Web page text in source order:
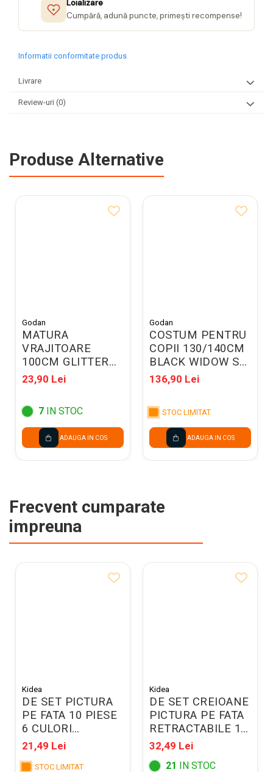
Loializare
Cumpără, adună puncte, primești recompense!
Informatii conformitate produs
Livrare
Review-uri (0)
Produse Alternative
Godan
MATURA
VRAJITOARE
100CM GLITTER
VIOLET NSH3467
23,90 Lei
7 IN STOC
ADAUGA IN COS
Godan
COSTUM PENTRU
COPII 130/140CM
BLACK WIDOW SL-
BW13
136,90 Lei
STOC LIMITAT
ADAUGA IN COS
Frecvent cumparate
impreuna
Kidea
DE SET PICTURA
PE FATA 10 PIESE
6 CULORI
UNICORN KIDEA
FDTZUKA
21,49 Lei
STOC LIMITAT
Kidea
DE SET CREIOANE
PICTURA PE FATA
RETRACTABILE 12
CULORI KIDEA
KDTW12KA
32,49 Lei
21 IN STOC